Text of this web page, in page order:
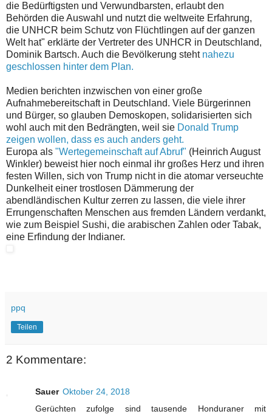
die Bedürftigsten und Verwundbarsten, erlaubt den
Behörden die Auswahl und nutzt die weltweite Erfahrung,
die UNHCR beim Schutz von Flüchtlingen auf der ganzen
Welt hat" erklärte der Vertreter des UNHCR in Deutschland,
Dominik Bartsch. Auch die Bevölkerung steht nahezu
geschlossen hinter dem Plan.
Medien berichten inzwischen von einer große
Aufnahmebereitschaft in Deutschland. Viele Bürgerinnen
und Bürger, so glauben Demoskopen, solidarisierten sich
wohl auch mit den Bedrängten, weil sie Donald Trump
zeigen wollen, dass es auch anders geht.
Europa als "Wertegemeinschaft auf Abruf" (Heinrich August
Winkler) beweist hier noch einmal ihr großes Herz und ihren
festen Willen, sich von Trump nicht in die atomar verseuchte
Dunkelheit einer trostlosen Dämmerung der
abendländischen Kultur zerren zu lassen, die viele ihrer
Errungenschaften Menschen aus fremden Ländern verdankt,
wie zum Beispiel Sushi, die arabischen Zahlen oder Tabak,
eine Erfindung der Indianer.
ppq
Teilen
2 Kommentare:
Sauer Oktober 24, 2018
Gerüchten zufolge sind tausende Honduraner mit